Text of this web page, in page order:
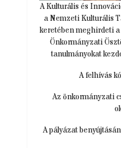
A Kulturális és
a Nemzeti Kulturális
keretében meghirdeti
Önkormányzati
tanulmányokat
A felhívás
Az önkormányzati
A pályázat